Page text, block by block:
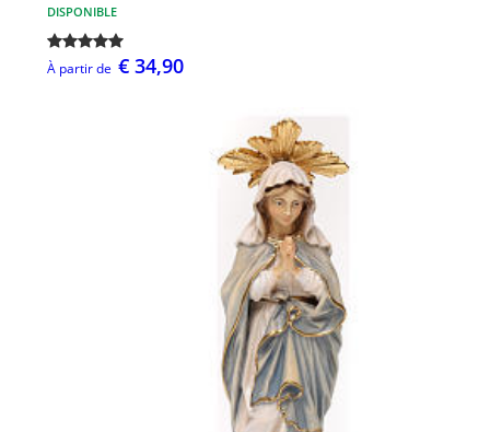
DISPONIBLE
À partir de € 34,90